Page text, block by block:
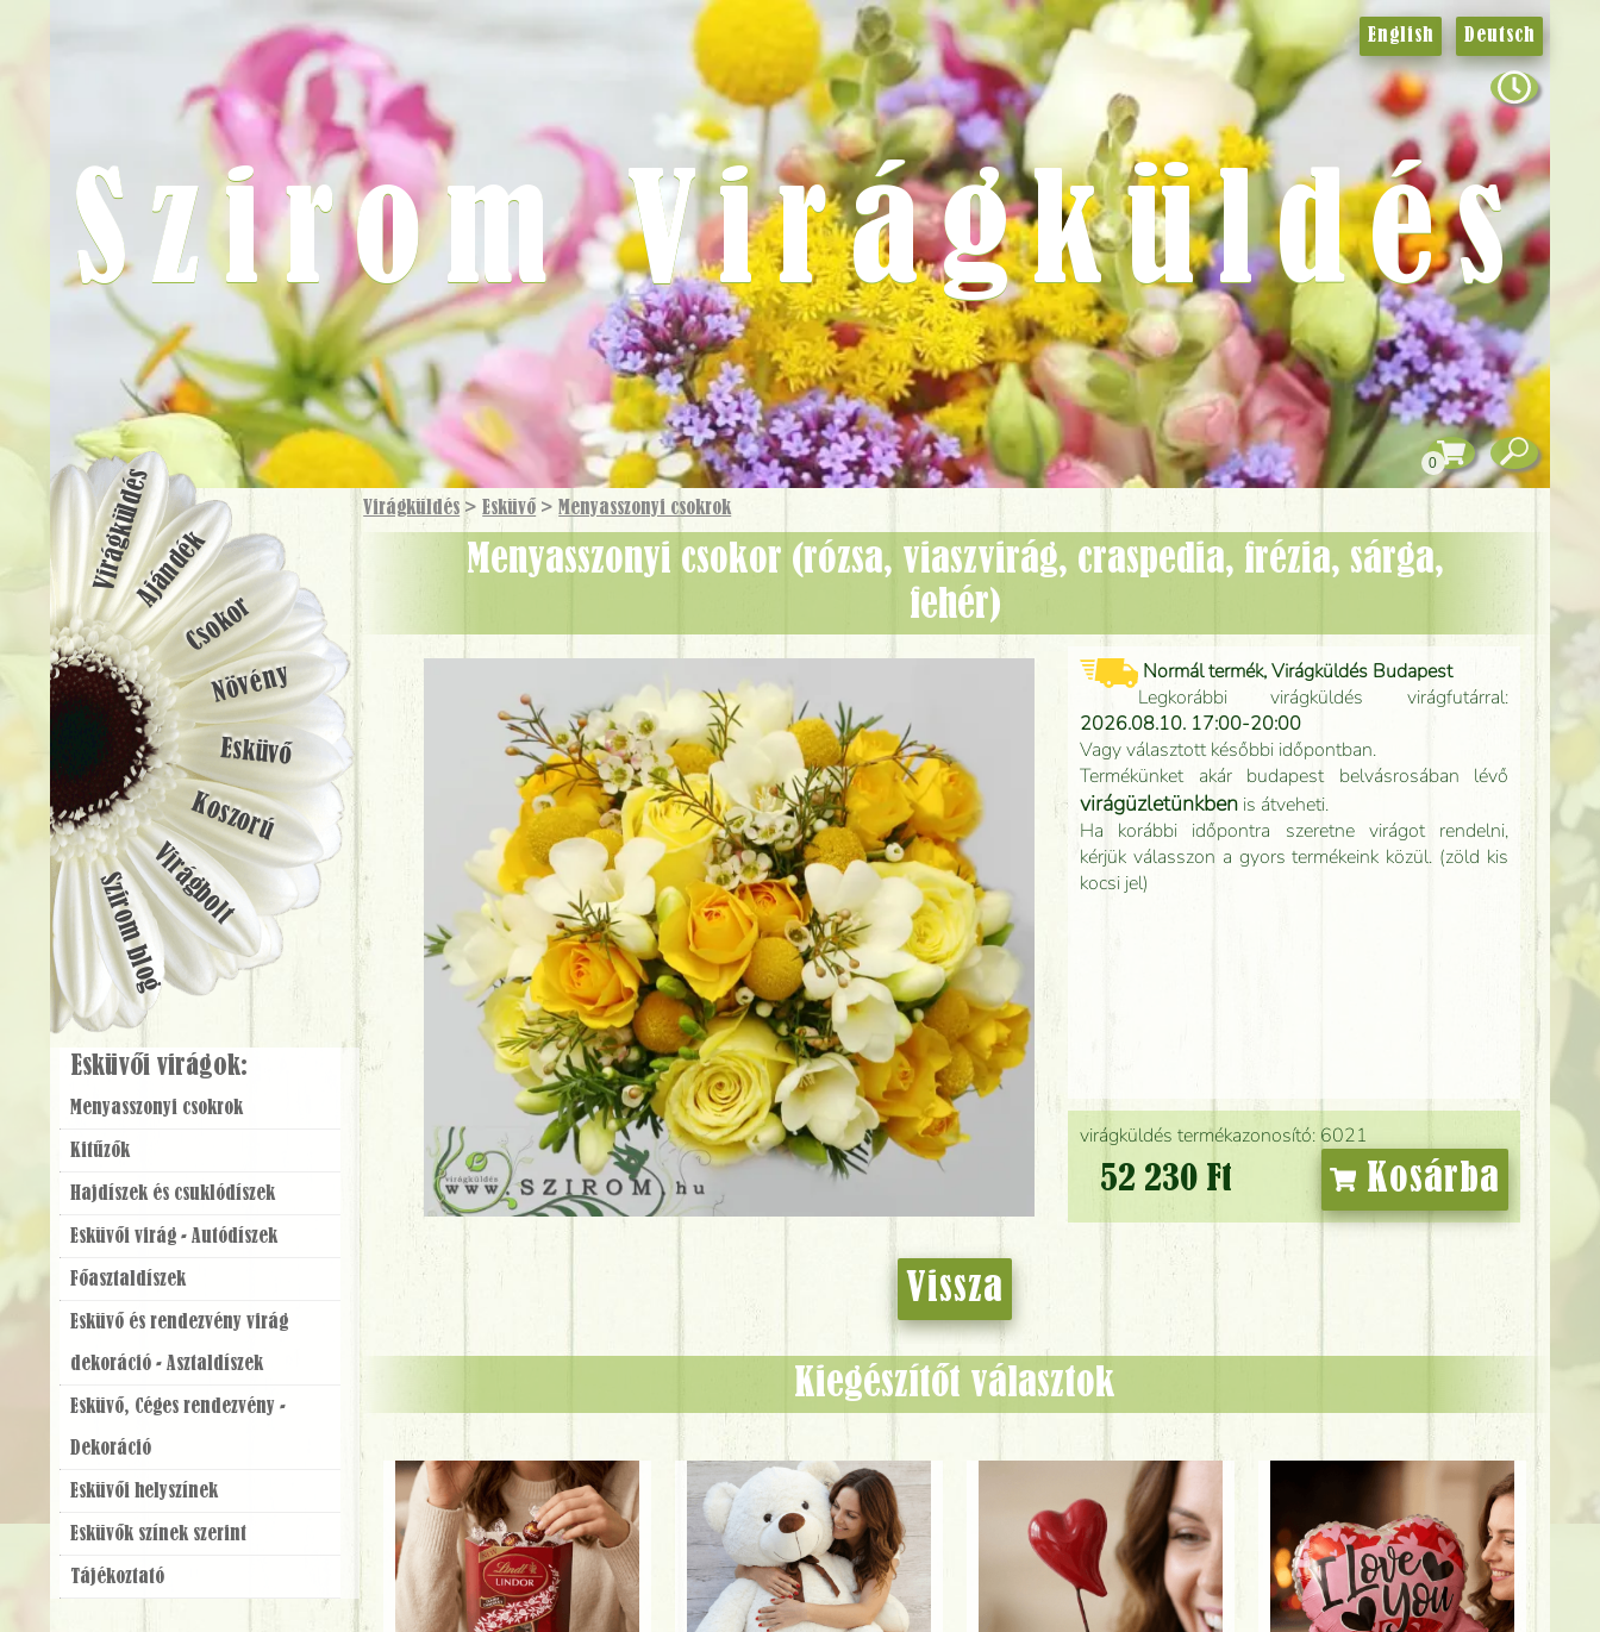
Virágküldés > Esküvő > Menyasszonyi csokrok
menyasszonyi csokor (rózsa, viaszvirág, craspedia, frézia, sárga,
fehér)
virágküldés termékazonosító: 6021
52 230 Ft Kosárba
Normál termék, Virágküldés Budapest
Legkorábbi virágküldés virágfutárral:
2026.08.10. 17:00-20:00
Vagy választott későbbi időpontban.
Termékünket akár budapest belvásrosában lévő
virágüzletünkben is átveheti.
Ha korábbi időpontra szeretne virágot rendelni,
kérjük válasszon a gyors termékeink közül. (zöld kis
kocsi jel)
Vissza
Kiegészítőt választok
English Deutsch
Szirom Virágküldés
0
VirágküldésAjándék
Csokor
Növény
Esküvő
Koszorú
Virágbolt
Szirom blog
Esküvői virágok:
Menyasszonyi csokrok
Kitűzők
Hajdíszek és csuklódíszek
Esküvői virág - Autódíszek
Főasztaldíszek
Esküvő és rendezvény virág
dekoráció - Asztaldíszek
Esküvő, Céges rendezvény -
Dekoráció
Esküvői helyszínek
Esküvők színek szerint
Tájékoztató